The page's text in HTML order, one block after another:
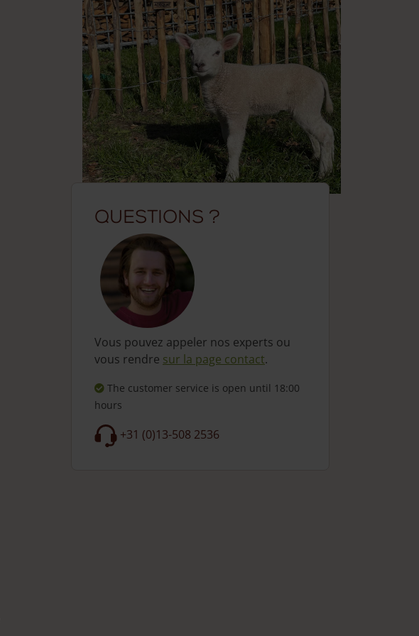
Questions ?
Vous pouvez appeler nos experts ou
vous rendre sur la page contact.
The customer service is open until 18:00
hours
+31 (0)13-508 2536